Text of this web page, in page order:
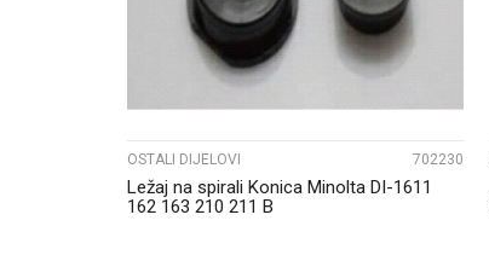
OSTALI DIJELOVI 702230
Ležaj na spirali Konica Minolta DI-1611
162 163 210 211 B